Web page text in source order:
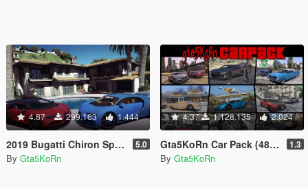
4.87 299.163 1.444
2019 Bugatti Chiron Sport & 2017 Bugatti Chiron [Tuning | Livery] 5.0
By Gta5KoRn
4.37 1.128.135 2.024
Gta5KoRn Car Pack (48 cars) 1.3
By Gta5KoRn